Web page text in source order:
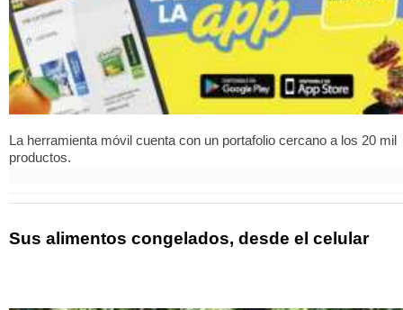
La herramienta móvil cuenta con un portafolio cercano a los 20 mil
productos.
Sus alimentos congelados, desde el celular